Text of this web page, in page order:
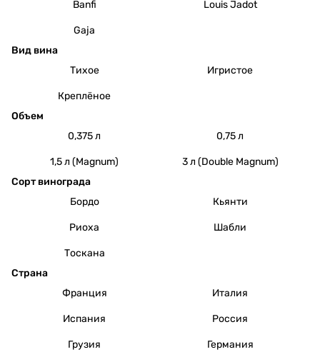
Banfi Louis Jadot
Gaja
Вид вина
Тихое
Игристое
Креплёное
Объем
0,375 л
0,75 л
1,5 л (Magnum)
3 л (Double Magnum)
Сорт винограда
Бордо
Кьянти
Риоха Шабли
Тоскана
Страна
Франция
Италия
Испания Россия
Грузия
Германия